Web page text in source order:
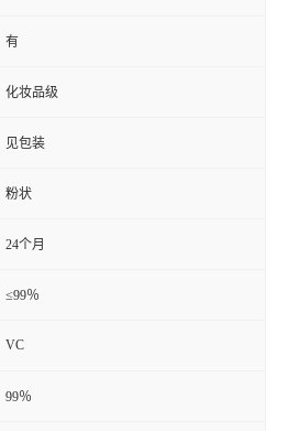
有
化妆品级
见包装
粉状
24个月
≤99％
VC
99％